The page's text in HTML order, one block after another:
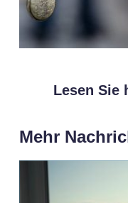
Lesen Sie
Mehr